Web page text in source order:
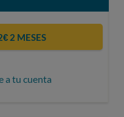
2 MESES
a tu cuenta